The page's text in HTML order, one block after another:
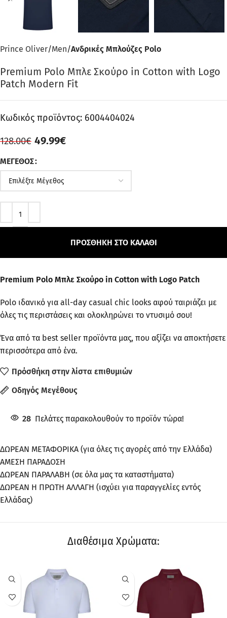
Prince Oliver Men Ανδρικές Μπλούζες Polo
Premium Polo Μπλε Σκούρο in Cotton with Logo
Patch Modern Fit
Κωδικός προϊόντος: 6004404024
128.00€ 49.99€
ΜΈΓΕΘΟΣ
ΠΡΟΣΘΉΚΗ ΣΤΟ ΚΑΛΆΘΙ
Premium Polo Μπλε Σκούρο in Cotton with Logo Patch
Polo ιδανικό για all-day casual chic looks αφού ταιριάζει με
όλες τις περιστάσεις και ολοκληρώνει το ντυσιμό σου!
Ένα από τα best seller προϊόντα μας, που αξίζει να αποκτήσετε
περισσότερα από ένα.
Πρόσθήκη στην λίστα επιθυμιών
Οδηγός Μεγέθους
28 Πελάτες παρακολουθούν το προϊόν τώρα!
ΔΩΡΕΑΝ ΜΕΤΑΦΟΡΙΚΑ (για όλες τις αγορές από την Ελλάδα)
ΑΜΕΣΗ ΠΑΡΑΔΟΣΗ
ΔΩΡΕΑΝ ΠΑΡΑΛΑΒΗ (σε όλα μας τα καταστήματα)
ΔΩΡΕΑΝ Η ΠΡΩΤΗ ΑΛΛΑΓΗ (ισχύει για παραγγελίες εντός
Ελλάδας)
Διαθέσιμα Χρώματα:
ΠΡΟΣΦΟΡΆ ΠΡΟΣΦΟΡΆ